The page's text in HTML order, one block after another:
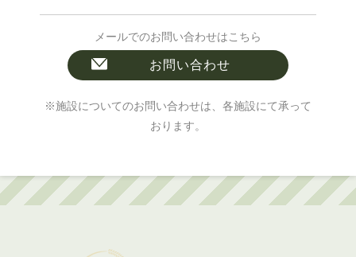
メールでのお問い合わせはこちら
お問い合わせ
※施設についてのお問い合わせは、各施設にて承って
おります。